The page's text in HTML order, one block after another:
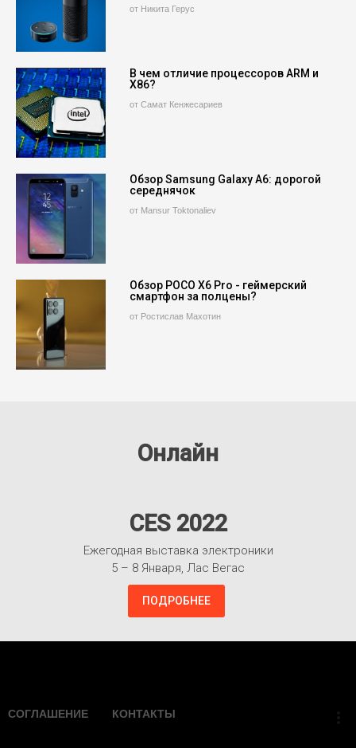
от Никита Герус
В чем отличие процессоров ARM и
X86?
от Самат Кенжесариев
Обзор Samsung Galaxy A6: дорогой
середнячок
от Mansur Toktonaliev
Обзор POCO X6 Pro - геймерский
смартфон за полцены?
от Ростислав Махотин
Онлайн
CES 2022
Ежегодная выставка электроники
5 – 8 Января, Лас Вегас
ПОДРОБНЕЕ
СОГЛАШЕНИЕ КОНТАКТЫ